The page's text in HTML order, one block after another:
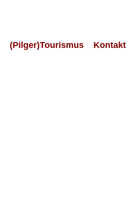
(Pilger)Tourismus Kontakt